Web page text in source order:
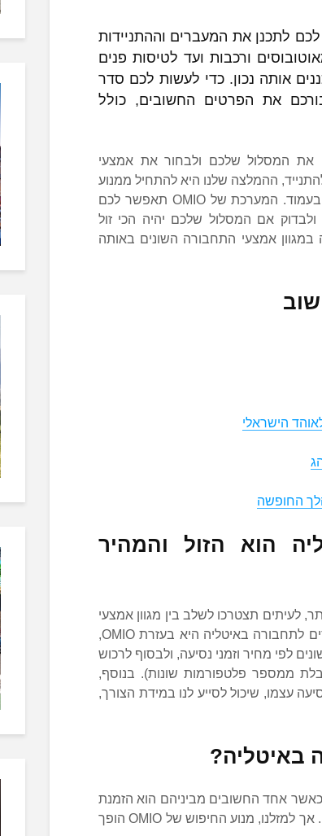
לתכנן את המעברים וההתניידות
ורכבות ועד לטיסות פנים
אותה נכון. כדי לעשות לכם סדר
את הפרטים החשובים, כולל
את המסלול שלכם ולבחור את אמצעי
ההמלצה שלנו היא להתחיל ממנוע
החיפוש של OMIO, שממוקם, לנוחיותכם, ממש כאן בעמוד. המערכת של OMIO תאפשר לכם
אם המסלול שלכם יהיה הכי זול
אמצעי התחבורה השונים באותה
הישראלי
הוא הזול והמהיר
לעיתים תצטרכו לשלב בין מגוון אמצעי
תחבורה. לכן, כאמור, הדרך המומלצת להזמין כרטיסים לתחבורה באיטליה היא בעזרת OMIO,
לפי מחיר וזמני נסיעה, ולבסוף לרכוש
ממספר פלטפורמות שונות). בנוסף,
עצמו, שיכול לסייע לנו במידת הצורך,
באיטליה?
כאשר אחד החשובים מביניהם הוא הזמנת
כרטיסים ותכנון התניידות בתחבורה ציבורית באיטליה. אך למזלנו, מנוע החיפוש של OMIO הופך